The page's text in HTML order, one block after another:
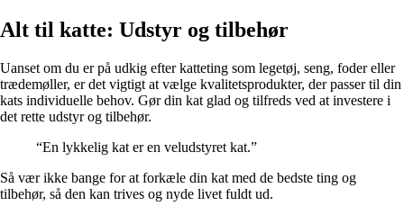
Alt til katte: Udstyr og tilbehør
Uanset om du er på udkig efter katteting som legetøj, seng, foder eller
trædemøller, er det vigtigt at vælge kvalitetsprodukter, der passer til din
kats individuelle behov. Gør din kat glad og tilfreds ved at investere i
det rette udstyr og tilbehør.
“En lykkelig kat er en veludstyret kat.”
Så vær ikke bange for at forkæle din kat med de bedste ting og
tilbehør, så den kan trives og nyde livet fuldt ud.